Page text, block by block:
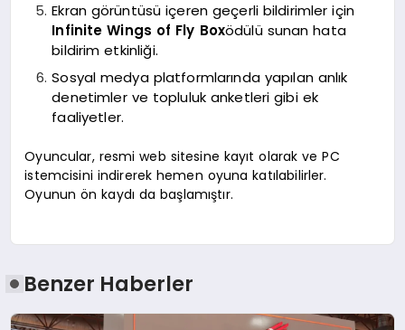
Ekran görüntüsü içeren geçerli bildirimler için
Infinite Wings of Fly Boxödülü sunan hata
bildirim etkinliği.
Sosyal medya platformlarında yapılan anlık
denetimler ve topluluk anketleri gibi ek
faaliyetler.
Oyuncular, resmi web sitesine kayıt olarak ve PC
istemcisini indirerek hemen oyuna katılabilirler.
Oyunun ön kaydı da başlamıştır.
Benzer Haberler